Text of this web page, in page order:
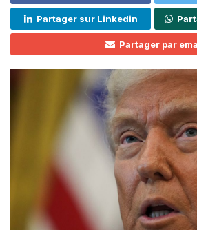
Partager sur Linkedin
Partager par